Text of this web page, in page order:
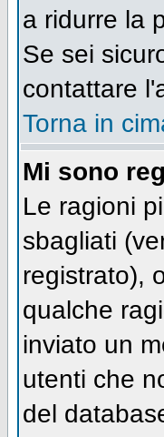
a ridurre la
Se sei
contattare
Torna in
Mi sono
Le ragioni
sbagliati
registrato),
qualche
inviato un
utenti che
del